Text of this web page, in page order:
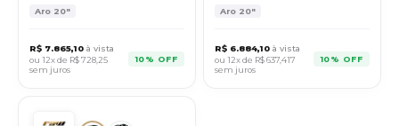
Aro 20"
R$ 7.865,10 à vista
ou 12x de R$728,25
sem juros
10% OFF
Aro 20"
R$ 6.884,10 à vista
ou 12x de R$637,417
sem juros
10% OFF